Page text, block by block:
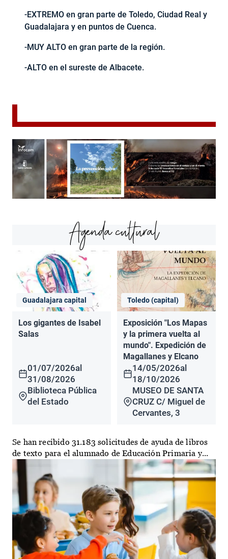
-EXTREMO en gran parte de Toledo, Ciudad Real y
Guadalajara y en puntos de Cuenca.
-MUY ALTO en gran parte de la región.
-ALTO en el sureste de Albacete.
Agenda cultural
Guadalajara capital
Los gigantes de Isabel
Salas
01/07/2026al
31/08/2026
Biblioteca Pública
del Estado
Toledo (capital)
Exposición "Los Mapas
y la primera vuelta al
mundo". Expedición de
Magallanes y Elcano
14/05/2026al
18/10/2026
MUSEO DE SANTA
CRUZ C/ Miguel de
Cervantes, 3
Se han recibido 31.183 solicitudes de ayuda de libros
de texto para el alumnado de Educación Primaria y...